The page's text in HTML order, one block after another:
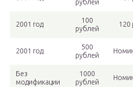
рублей
2001 год
100
рублей
120
2001 год
500
рублей
Без
модификации
1000
рублей